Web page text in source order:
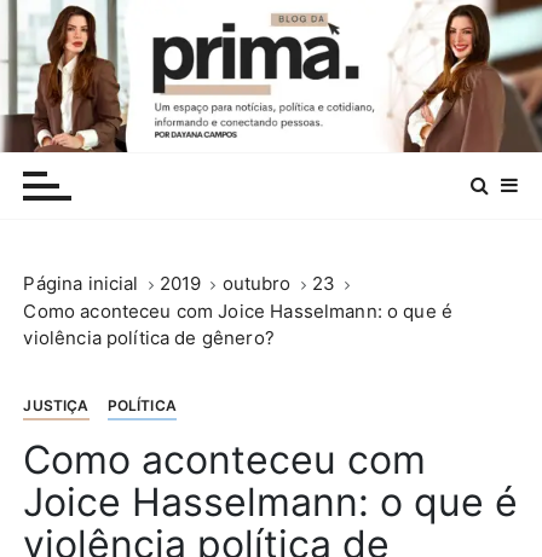
Página inicial 2019 outubro
23
Como aconteceu com Joice Hasselmann: o que é
violência política de gênero?
JUSTIÇA POLÍTICA
Como aconteceu com
Joice Hasselmann: o que é
violência política de